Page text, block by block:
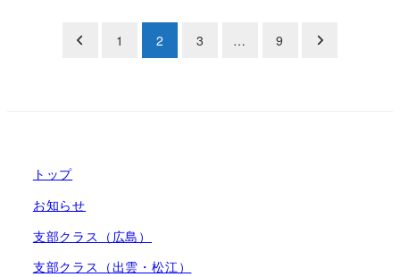
ー
ジ
送
1 2 3 … 9
トップ
お知らせ
支部クラス（広島）
支部クラス（出雲・松江）